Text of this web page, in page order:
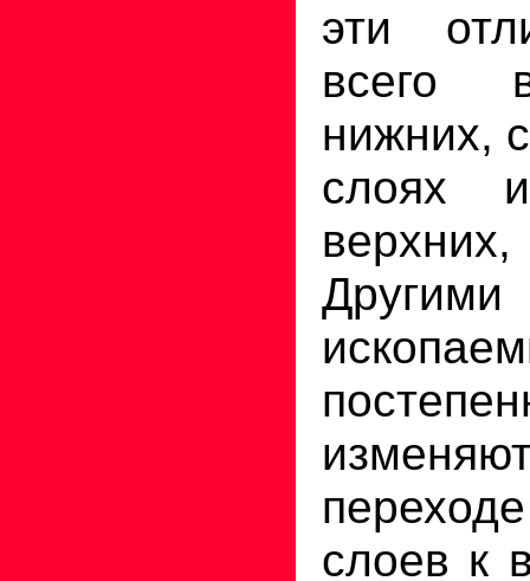
эти
всего
нижних,
слоях
слоев к